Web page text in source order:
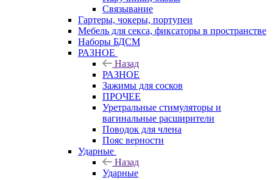
Связывание
Гартеры, чокеры, портупеи
Мебель для секса, фиксаторы в пространстве
Наборы БДСМ
РАЗНОЕ
Назад
РАЗНОЕ
Зажимы для сосков
ПРОЧЕЕ
Уретральные стимуляторы и
вагинальные расширители
Поводок для члена
Пояс верности
Ударные
Назад
Ударные